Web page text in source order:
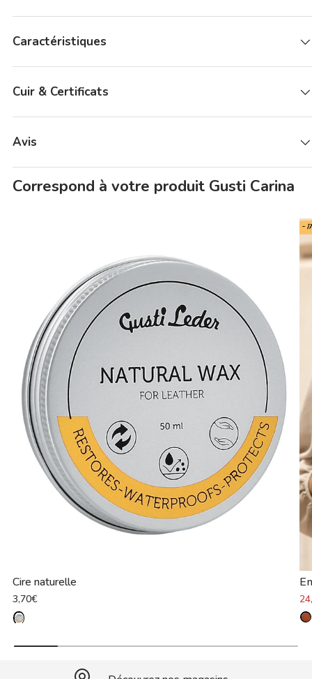
Caractéristiques
Cuir & Certificats
Avis
Correspond à votre produit Gusti Carina
Cire naturelle
3,70€
-